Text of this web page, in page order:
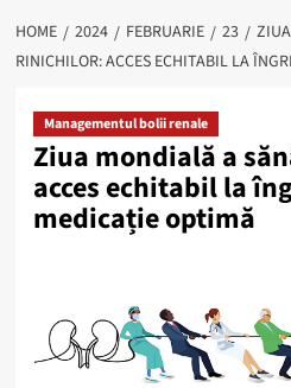
HOME 2024 FEBRUARIE 23
RINICHILOR: ACCES ECHITABIL LA
Managementul bolii renale
Ziua mondială a
acces echitabil la
medicație optimă